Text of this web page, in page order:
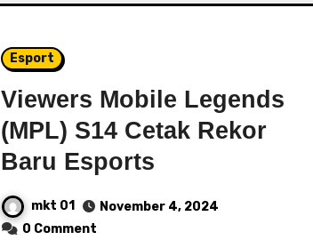
Esport
Viewers Mobile Legends
(MPL) S14 Cetak Rekor
Baru Esports
mkt 01
November 4, 2024
0 Comment